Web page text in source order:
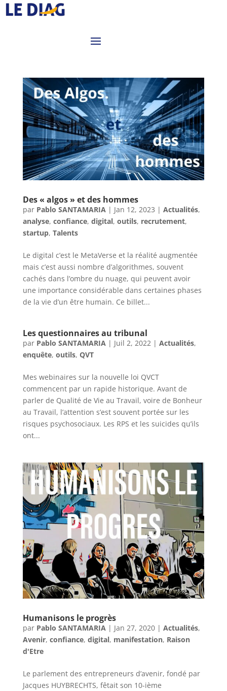
Des « algos » et des hommes
par Pablo SANTAMARIA | Jan 12, 2023 | Actualités,
analyse, confiance, digital, outils, recrutement,
startup, Talents
Le digital c’est le MetaVerse et la réalité augmentée
mais c’est aussi nombre d’algorithmes, souvent
cachés dans l’ombre du nuage, qui peuvent avoir
une importance considérable dans certaines phases
de la vie d’un être humain. Ce billet...
Les questionnaires au tribunal
par Pablo SANTAMARIA | Juil 2, 2022 | Actualités,
enquête, outils, QVT
Mes webinaires sur la nouvelle loi QVCT
commencent par un rapide historique. Avant de
parler de Qualité de Vie au Travail, voire de Bonheur
au Travail, l’attention s’est souvent portée sur les
risques psychosociaux. Les RPS et les suicides qu’ils
ont...
Humanisons le progrès
par Pablo SANTAMARIA| Jan 27, 2020| Actualités,
Avenir, confiance, digital, manifestation, Raison
d'Etre
Le parlement des entrepreneurs d’avenir, fondé par
Jacques HUYBRECHTS, fêtait son 10-ième